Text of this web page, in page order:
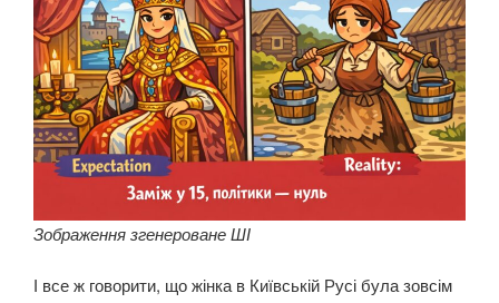
Зображення згенероване ШІ
І все ж говорити, що жінка в Київській Русі була зовсім